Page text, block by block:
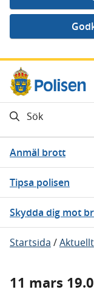
Gå direkt till
Sök
Anmäl brott
Tipsa polisen
Skydda dig mot
Startsida /Aktuellt
11 mars